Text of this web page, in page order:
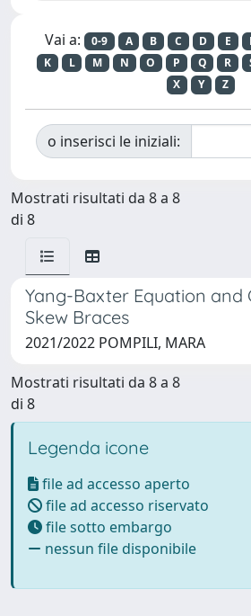
Vai a: 0-9 A B C D E
K
L M N O P Q R
X
Y Z
o inserisci le iniziali:
Mostrati risultati da 8 a 8
di 8
Yang-Baxter Equation and
Skew Braces
2021/2022 POMPILI, MARA
Mostrati risultati da 8 a 8
di 8
Legenda icone
file ad accesso aperto
file ad accesso riservato
file sotto embargo
nessun file disponibile